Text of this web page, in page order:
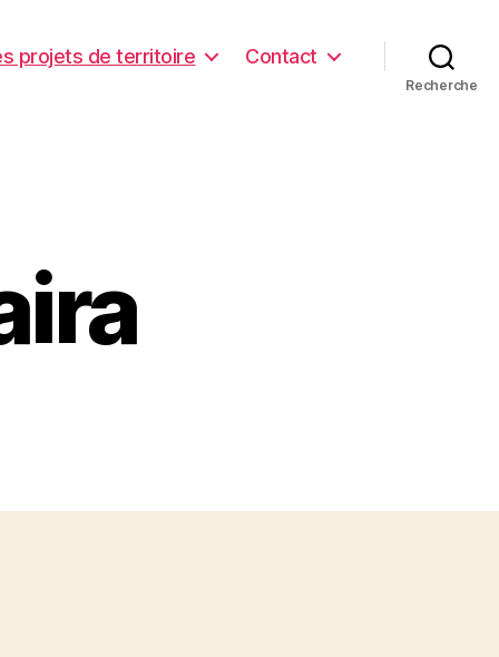
projets de territoire Contact
Recherche